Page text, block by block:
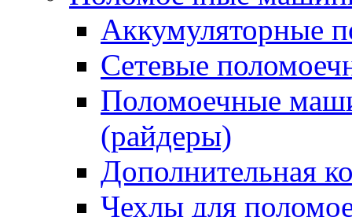
Аккумуляторные
Сетевые
Поломоечные
(райдеры)
Дополнительная
Чехлы для